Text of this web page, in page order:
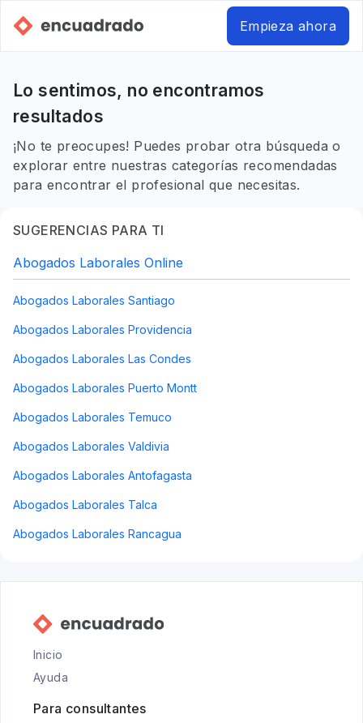
Empieza ahora
Lo sentimos, no encontramos
resultados
¡No te preocupes! Puedes probar otra búsqueda o
explorar entre nuestras categorías recomendadas
para encontrar el profesional que necesitas.
SUGERENCIAS PARA TI
Abogados Laborales Online
Abogados Laborales Santiago
Abogados Laborales Providencia
Abogados Laborales Las Condes
Abogados Laborales Puerto Montt
Abogados Laborales Temuco
Abogados Laborales Valdivia
Abogados Laborales Antofagasta
Abogados Laborales Talca
Abogados Laborales Rancagua
Inicio
Ayuda
Para consultantes